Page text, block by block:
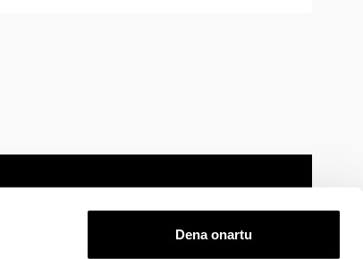
Dena onartu